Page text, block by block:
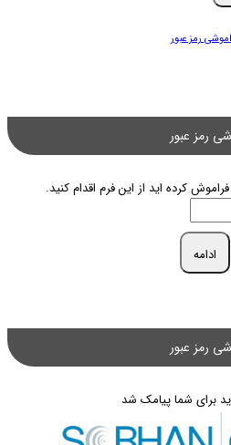
رمز عبور
رمز عبور
کرده اید از این فرم اقدام کنید.
ادامه
رمز عبور
برای شما پیامک شد